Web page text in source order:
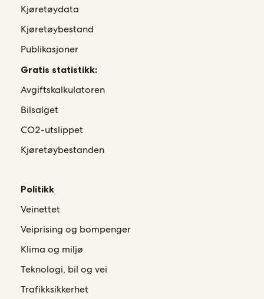
Kjøretøydata
Kjøretøybestand
Publikasjoner
Gratis statistikk:
Avgiftskalkulatoren
Bilsalget
CO2-utslippet
Kjøretøybestanden
Politikk
Veinettet
Veiprising og bompenger
Klima og miljø
Teknologi, bil og vei
Trafikksikkerhet